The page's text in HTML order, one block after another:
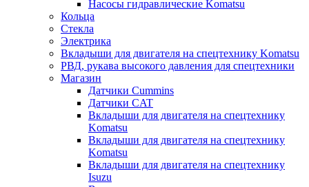
Насосы гидравлические Komatsu
Кольца
Стекла
Электрика
Вкладыши для двигателя на спецтехнику Komatsu
РВД, рукава высокого давления для спецтехники
Магазин
Датчики Cummins
Датчики CAT
Вкладыши для двигателя на спецтехнику
Komatsu
Вкладыши для двигателя на спецтехнику
Komatsu
Вкладыши для двигателя на спецтехнику
Isuzu